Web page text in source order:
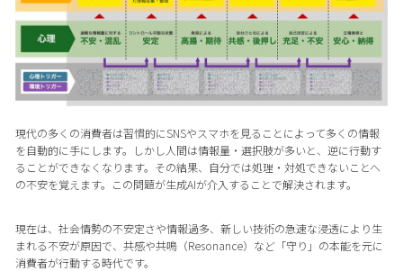
現代の多くの消費者は習慣的にSNSやスマホを見ることによって多くの情報
を自動的に手にします。しかし人間は情報量・選択肢が多いと、逆に行動す
ることができなくなります。その結果、自分では処理・対処できないことへ
の不安を覚えます。この問題が生成AIが介入することで解決されます。
現在は、社会情勢の不安定さや情報過多、新しい技術の急速な浸透により生
まれる不安が原因で、共感や共鳴（Resonance）など「守り」の本能を元に
消費者が行動する時代です。